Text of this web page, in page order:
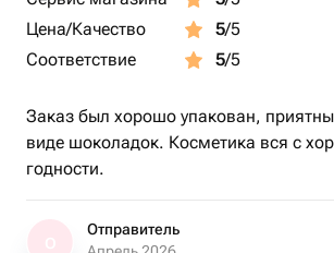
Цена/Качество
5/5
Соответствие
5/5
Заказ был хорошо упакован,
виде шоколадок. Косметика вся с
годности.
Отправитель